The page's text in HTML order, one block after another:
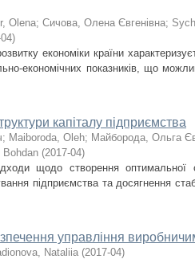
Olena; Сичова, Олена Євгенівна;
)
економіки країни
економічних показників, що
капіталу підприємства
; Maiboroda, Oleh; Майборода, Ольга
Bohdan (2017-04)
щодо створення оптимальної
підприємства та досягнення
управління
Nataliia (2017-04)